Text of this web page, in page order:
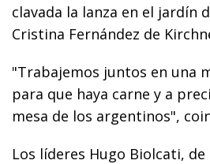
clavada la lanza en el jardín
Cristina Fernández de
"Trabajemos juntos en una
para que haya carne y a
mesa de los argentinos",
Los líderes Hugo Biolcati, de